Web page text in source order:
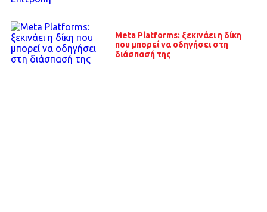
Meta Platforms: ξεκινάει η δίκη
που μπορεί να οδηγήσει στη
διάσπασή της